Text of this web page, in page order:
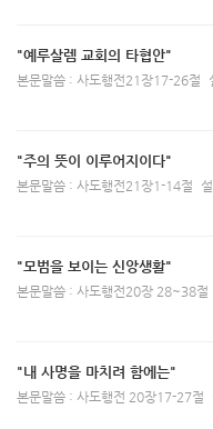
"예루살렘 교회의 타협안"
본문말씀 : 사도행전21장17-26절
"주의 뜻이 이루어지이다"
본문말씀 : 사도행전21장1-14절
"모범을 보이는 신앙생활"
본문말씀 : 사도행전20장 28~38절
"내 사명을 마치려 함에는"
본문말씀 : 사도행전 20장17-27절